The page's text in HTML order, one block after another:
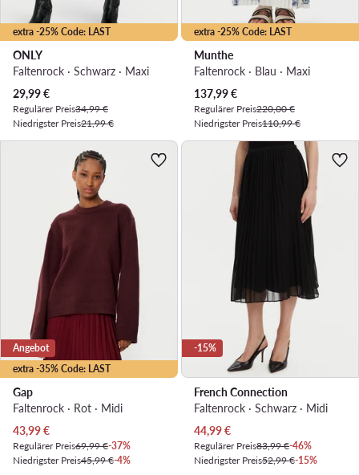
extra -25% Code: LAST
ONLY
Faltenrock · Schwarz · Maxi
Aktueller Preis
29,99€
Regulärer Preis34,99 €
Niedrigster Preis21,99 €
extra -25% Code: LAST
Munthe
Faltenrock · Blau · Maxi
Aktueller Preis
137,99€
Regulärer Preis220,00 €
Niedrigster Preis110,99 €
extra -35% Code: LAST
Angebot
Gap
Faltenrock · Rot · Midi
Aktueller Preis
43,99€
Regulärer Preis69,99 €-37%
Niedrigster Preis45,99 €-4%
-15%
French Connection
Faltenrock · Schwarz · Midi
Aktueller Preis
44,99€
Regulärer Preis83,99 €-46%
Niedrigster Preis52,99 €-15%